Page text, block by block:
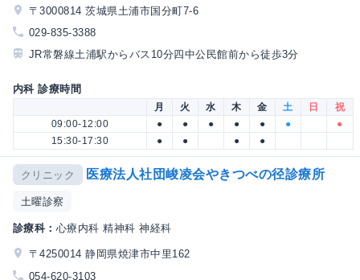
〒3000814 茨城県土浦市国分町7-6
029-835-3388
JR常磐線土浦駅からバス10分四中公民館前から徒歩3分
内科 診療時間
月 火 水 木 金 土 日
祝
09:00-12:00
● ● ● ● ● ●
●
15:30-17:30
● ● ● ●
クリニック 医療法人社団峻凌会やきつべの径診療所
土曜診察
診療科： 心療内科 精神科 神経科
〒4250014 静岡県焼津市中里162
054-620-3103